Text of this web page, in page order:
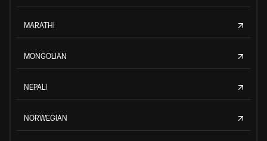
MARATHI
MONGOLIAN
NEPALI
NORWEGIAN